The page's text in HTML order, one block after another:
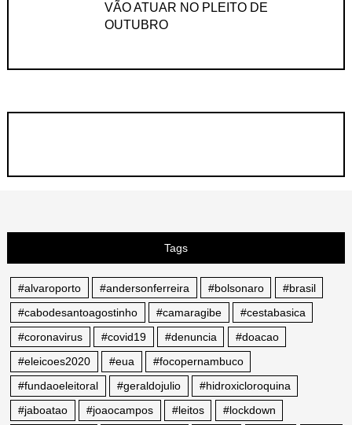
VÃO ATUAR NO PLEITO DE
OUTUBRO
Tags
#alvaroporto #andersonferreira #bolsonaro
#brasil
#cabodesantoagostinho
#camaragibe
#cestabasica
#coronavirus
#covid19 #denuncia
#doacao
#eleicoes2020
#eua
#focopernambuco
#fundaoeleitoral
#geraldojulio
#hidroxicloroquina
#jaboatao
#joaocampos #leitos #lockdown